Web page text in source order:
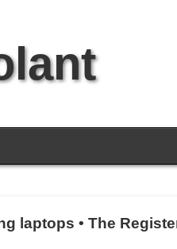
laptops • The